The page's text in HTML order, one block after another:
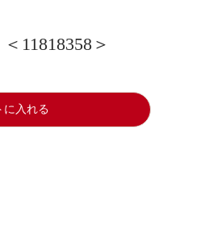
11818358＞
に入れる